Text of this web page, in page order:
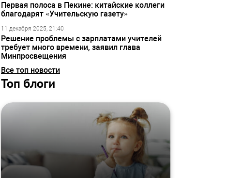
Первая полоса в Пекине: китайские коллеги
благодарят «Учительскую газету»
11 декабря 2025, 21:40
Решение проблемы с зарплатами учителей
требует много времени, заявил глава
Минпросвещения
Все топ новости
Топ блоги